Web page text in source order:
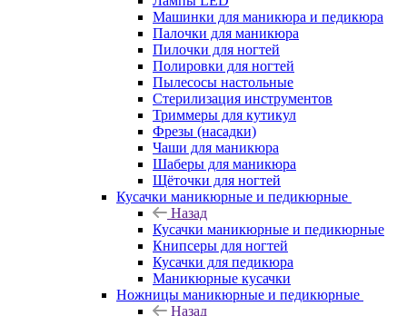
Машинки для маникюра и педикюра
Палочки для маникюра
Пилочки для ногтей
Полировки для ногтей
Пылесосы настольные
Стерилизация инструментов
Триммеры для кутикул
Фрезы (насадки)
Чаши для маникюра
Шаберы для маникюра
Щёточки для ногтей
Кусачки маникюрные и педикюрные
Назад
Кусачки маникюрные и педикюрные
Книпсеры для ногтей
Кусачки для педикюра
Маникюрные кусачки
Ножницы маникюрные и педикюрные
Назад